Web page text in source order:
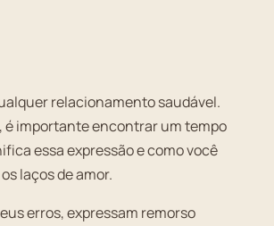
relacionamento saudável.
é importante encontrar um tempo
essa expressão e como você
laços de amor.
erros, expressam remorso